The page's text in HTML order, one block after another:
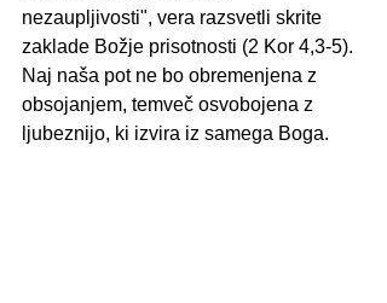
nezaupljivosti", vera razsvetli skrite
zaklade Božje prisotnosti (2 Kor 4,3-5).
Naj naša pot ne bo obremenjena z
obsojanjem, temveč osvobojena z
ljubeznijo, ki izvira iz samega Boga.